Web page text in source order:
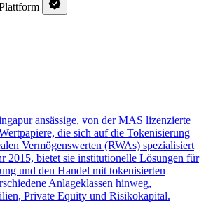
ansässige, von der MAS lizenzierte
die sich auf die Tokenisierung
Vermögenswerten (RWAs) spezialisiert
2015, bietet sie institutionelle Lösungen für
und den Handel mit tokenisierten
Anlageklassen hinweg,
Private Equity und Risikokapital.